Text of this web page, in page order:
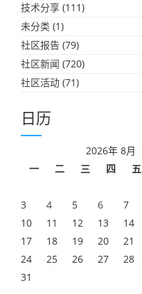
技术分享 (111)
未分类 (1)
社区报告 (79)
社区新闻 (720)
社区活动 (71)
日历
2026年 8月
一
二 三 四 五
3
4 5 6 7
10
11 12 13 14
17
18 19 20 21
24
25 26 27 28
31